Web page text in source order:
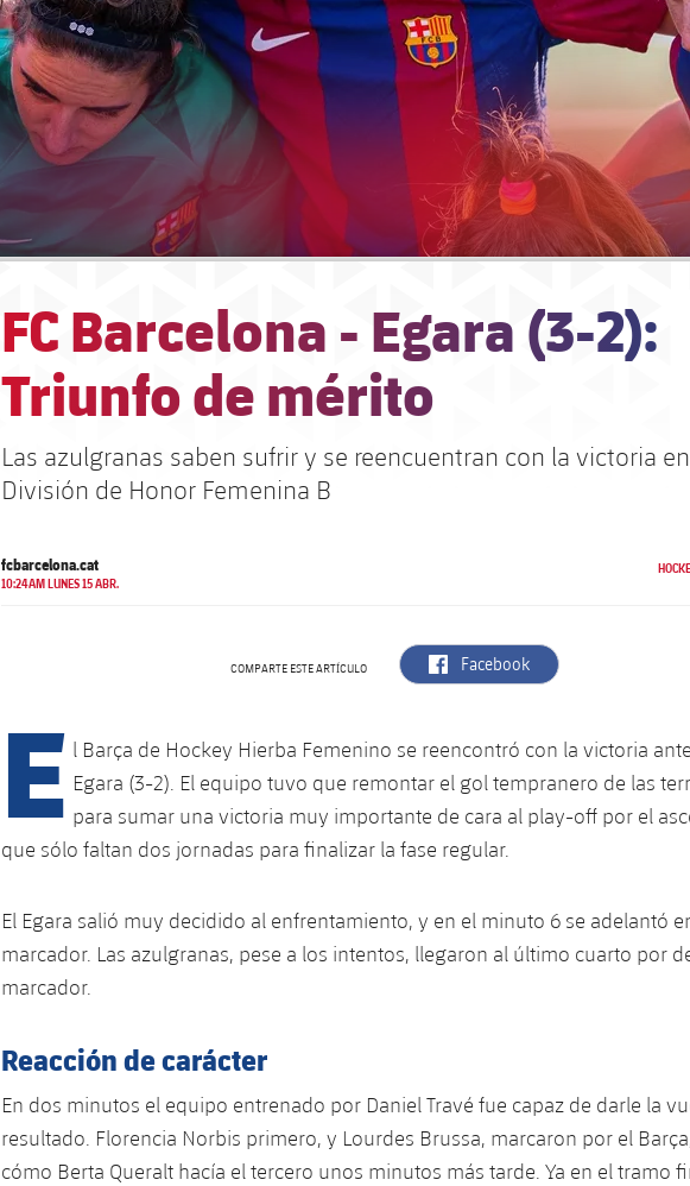
FC Barcelona - Egara (3-2):
Triunfo de mérito
Las azulgranas saben sufrir y se reencuentran con la victoria
División de Honor Femenina B
fcbarcelona.cat
10:24AM LUNES 15 ABR.
COMPARTE ESTE ARTÍCULO label.aria.facebook
Facebook
E l Barça de Hockey Hierba Femenino se reencontró con la victoria
Egara (3-2). El equipo tuvo que remontar el gol tempranero de las
para sumar una victoria muy importante de cara al play-off por el
que sólo faltan dos jornadas para finalizar la fase regular.
El Egara salió muy decidido al enfrentamiento, y en el minuto 6 se adelantó
marcador. Las azulgranas, pese a los intentos, llegaron al último cuarto por
marcador.
Reacción de carácter
En dos minutos el equipo entrenado por Daniel Travé fue capaz de darle la
resultado. Florencia Norbis primero, y Lourdes Brussa, marcaron por el
cómo Berta Queralt hacía el tercero unos minutos más tarde. Ya en el tramo